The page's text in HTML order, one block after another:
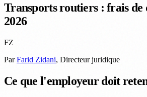
Transports routiers : frais de
2026
FZ
ParFarid Zidani, Directeur juridique
Ce que l'employeur doit